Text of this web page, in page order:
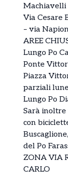
Machiavelli
Via Cesare
– via
AREE
Lungo Po
Ponte
Piazza
parziali
Lungo Po
Sarà inoltre
con
del Po
ZONA VIA
CARLO